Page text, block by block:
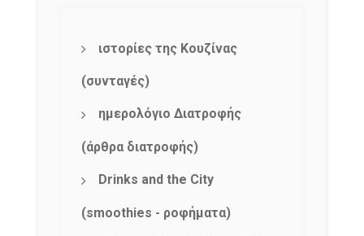
ιστορίες της Κουζίνας
(συνταγές)
ημερολόγιο Διατροφής
(άρθρα διατροφής)
Drinks and the City
(smoothies - ροφήματα)